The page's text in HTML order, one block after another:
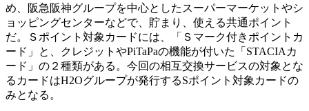
め、阪急阪神グループを中心としたスーパーマーケットやシ
ョッピングセンターなどで、貯まり、使える共通ポイント
だ。Ｓポイント対象カードには、「Ｓマーク付きポイントカ
ード」と、クレジットやPiTaPaの機能が付いた「STACIAカ
ード」の２種類がある。今回の相互交換サービスの対象とな
るカードはH2Oグループが発行するSポイント対象カードの
みとなる。